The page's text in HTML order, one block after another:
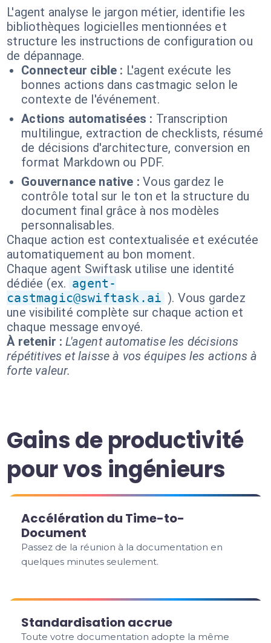
L'agent analyse le jargon métier, identifie les
bibliothèques logicielles mentionnées et
structure les instructions de configuration ou
de dépannage.
Connecteur cible : L'agent exécute les
bonnes actions dans castmagic selon le
contexte de l'événement.
Actions automatisées : Transcription
multilingue, extraction de checklists, résumé
de décisions d'architecture, conversion en
format Markdown ou PDF.
Gouvernance native : Vous gardez le
contrôle total sur le ton et la structure du
document final grâce à nos modèles
personnalisables.
Chaque action est contextualisée et exécutée
automatiquement au bon moment.
Chaque agent Swiftask utilise une identité
dédiée (ex. agent-
castmagic@swiftask.ai ). Vous gardez
une visibilité complète sur chaque action et
chaque message envoyé.
À retenir : L'agent automatise les décisions
répétitives et laisse à vos équipes les actions à
forte valeur.
Gains de productivité
pour vos ingénieurs
Accélération du Time-to-
Document
Passez de la réunion à la documentation en
quelques minutes seulement.
Standardisation accrue
Toute votre documentation adopte la même